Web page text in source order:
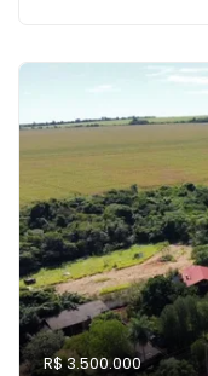
R$ 3.500.000